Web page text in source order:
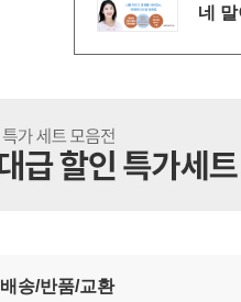
네
배송/반품/교환